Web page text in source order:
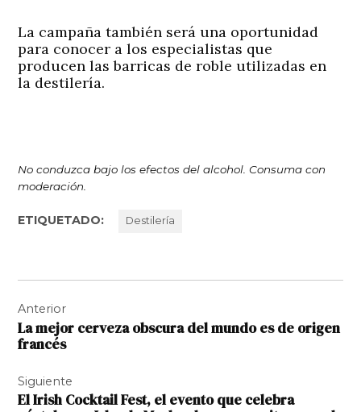
La campaña también será una oportunidad
para conocer a los especialistas que
producen las barricas de roble utilizadas en
la destilería.
No conduzca bajo los efectos del alcohol.Consuma con
moderación.
ETIQUETADO: Destilería
de
entradas
Anterior
La mejor cerveza obscura del mundo es de origen
francés
Siguiente
El Irish Cocktail Fest, el evento que celebra